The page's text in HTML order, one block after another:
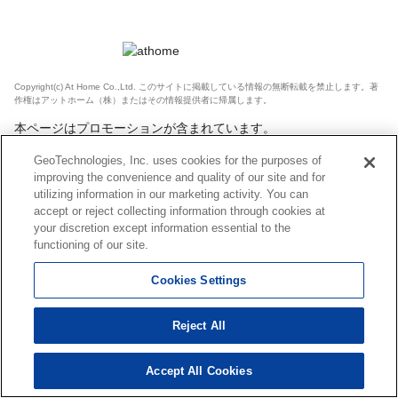
Copyright(c) At Home Co.,Ltd. このサイトに掲載している情報の無断転載を禁止します。著
作権はアットホーム（株）またはその情報提供者に帰属します。
本ページはプロモーションが含まれています。
GeoTechnologies, Inc. uses cookies for the purposes of
improving the convenience and quality of our site and for
utilizing information in our marketing activity. You can
accept or reject collecting information through cookies at
your discretion except information essential to the
functioning of our site.
Cookies Settings
Reject All
Accept All Cookies